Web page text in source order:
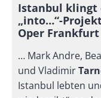
Istanbul klingt
„into…“-
Oper Frankfurt
… Mark Andre,
und Vladimir
Istanbul lebten